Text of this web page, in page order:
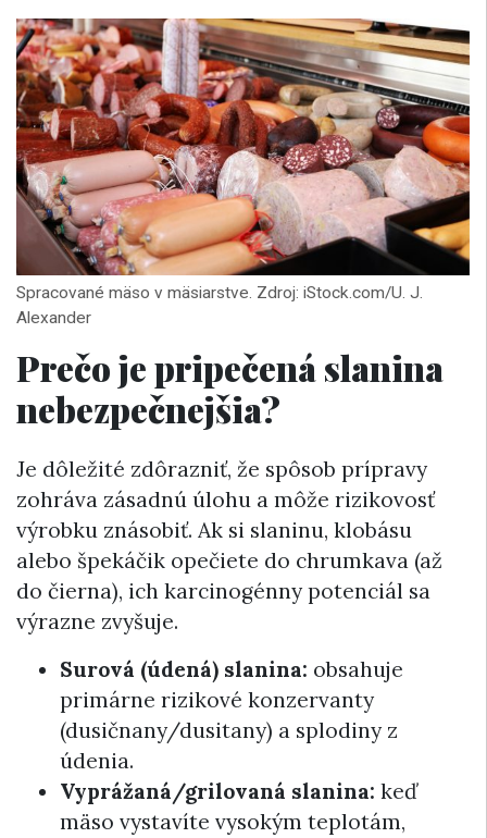
Spracované mäso v mäsiarstve. Zdroj: iStock.com/U. J.
Alexander
Prečo je pripečená slanina
nebezpečnejšia?
Je dôležité zdôrazniť, že spôsob prípravy
zohráva zásadnú úlohu a môže rizikovosť
výrobku znásobiť. Ak si slaninu, klobásu
alebo špekáčik opečiete do chrumkava (až
do čierna), ich karcinogénny potenciál sa
výrazne zvyšuje.
Surová (údená) slanina: obsahuje
primárne rizikové konzervanty
(dusičnany/dusitany) a splodiny z
údenia.
Vyprážaná/grilovaná slanina: keď
mäso vystavíte vysokým teplotám,